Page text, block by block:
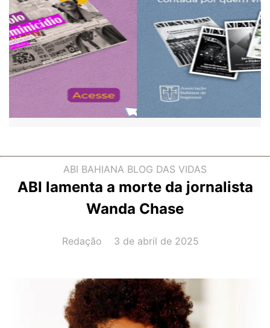
ABI BAHIANA BLOG DAS VIDAS
ABI lamenta a morte da jornalista
Wanda Chase
AUTOR(A):
Redação DATA:
3 de abril de 2025